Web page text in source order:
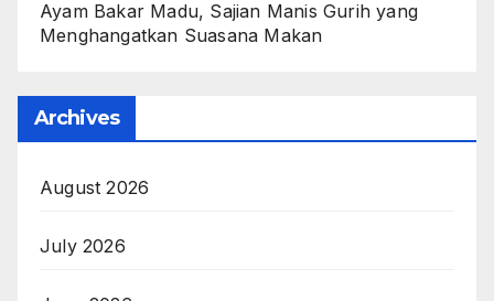
Ayam Bakar Madu, Sajian Manis Gurih yang
Menghangatkan Suasana Makan
Archives
August 2026
July 2026